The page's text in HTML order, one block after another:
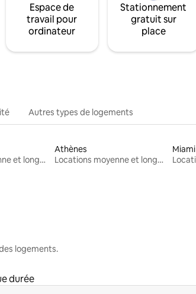
Espace de
travail pour
ordinateur
Stationnement
gratuit sur
place
Autres types de logements
Locations moyenne et longue durée
Athènes
Locations moyenne et longue durée
Miami
logements.
durée